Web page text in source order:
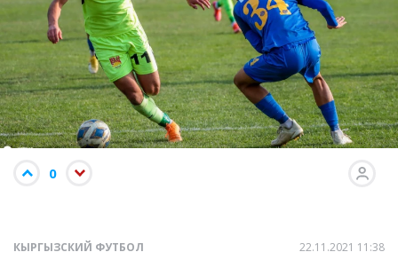
0
КЫРГЫЗСКИЙ ФУТБОЛ 22.11.2021 11:38